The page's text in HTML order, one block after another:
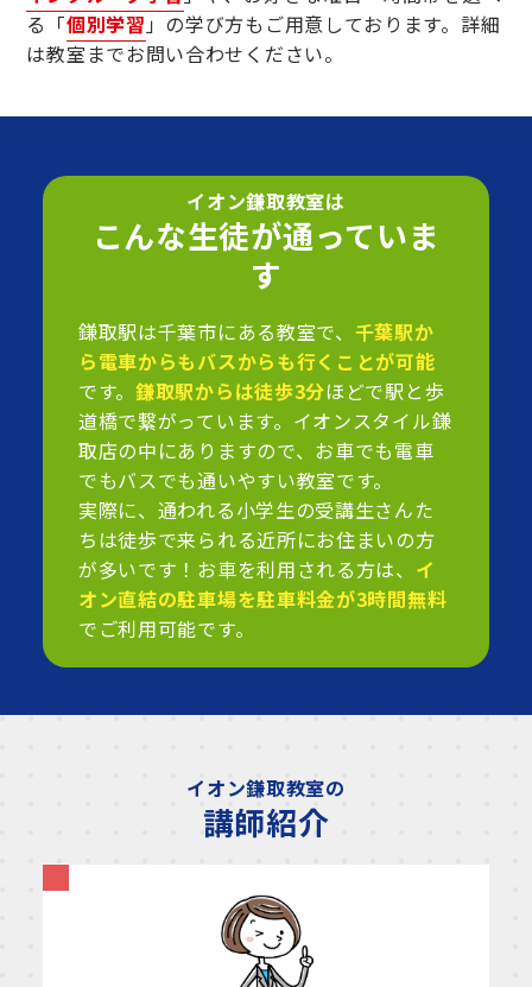
る「個別学習 」の学び方もご用意しております。詳細
は教室までお問い合わせください。
イオン鎌取教室は
こんな生徒が通っていま
す
鎌取駅は千葉市にある教室で、 千葉駅か
ら電車からもバスからも行くことが可能
です。鎌取駅からは徒歩3分ほどで駅と歩
道橋で繋がっています。イオンスタイル鎌
取店の中にありますので、お車でも電車
でもバスでも通いやすい教室です。
実際に、通われる小学生の受講生さんた
ちは徒歩で来られる近所にお住まいの方
が多いです！お車を利用される方は、 イ
オン直結の駐車場を駐車料金が3時間無料
でご利用可能です。
イオン鎌取教室の
講師紹介